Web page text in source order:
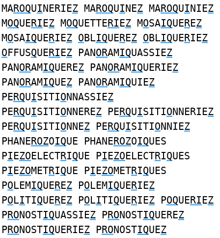
MAROQUINERIEZ MAROQUINEZ MAROQUINIEZ
MOQUERIEZ MOQUETTERIEZ MOSAIQUEREZ
MOSAIQUERIEZ OBLIQUEREZ OBLIQUERIEZ
OFFUSQUERIEZ PANORAMIQUASSIEZ
PANORAMIQUEREZ PANORAMIQUERIEZ
PANORAMIQUEZ PANORAMIQUIEZ
PERQUISITIONNASSIEZ
PERQUISITIONNEREZ PERQUISITIONNERIEZ
PERQUISITIONNEZ PERQUISITIONNIEZ
PHANEROZOIQUE PHANEROZOIQUES
PIEZOELECTRIQUE PIEZOELECTRIQUES
PIEZOMETRIQUE PIEZOMETRIQUES
POLEMIQUEREZ POLEMIQUERIEZ
POLITIQUEREZ POLITIQUERIEZ POQUERIEZ
PRONOSTIQUASSIEZ PRONOSTIQUEREZ
PRONOSTIQUERIEZ PRONOSTIQUEZ